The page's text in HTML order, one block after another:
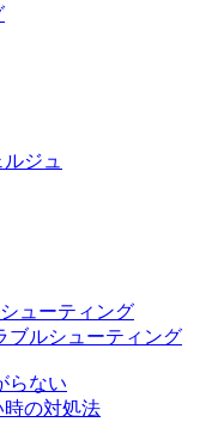
ジュ
ューティング
ブルシューティング
らない
の対処法